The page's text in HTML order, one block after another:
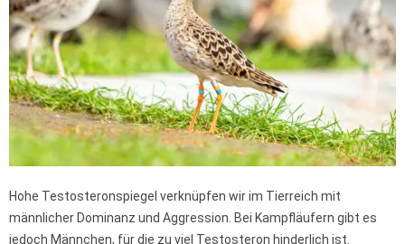
Hohe Testosteronspiegel verknüpfen wir im Tierreich mit
männlicher Dominanz und Aggression. Bei Kampfläufern gibt es
jedoch Männchen, für die zu viel Testosteron hinderlich ist.